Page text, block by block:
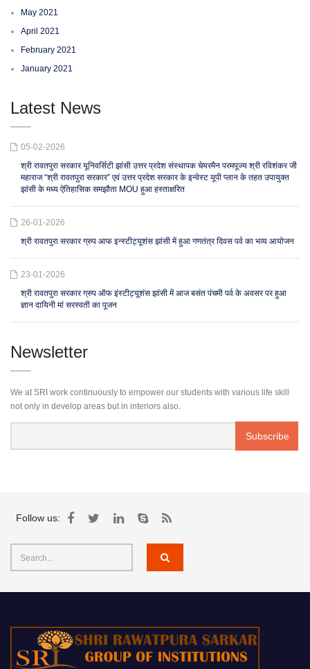
May 2021
April 2021
February 2021
January 2021
Latest News
05-02-2026
श्री रावतपुरा सरकार यूनिवर्सिटी झांसी उत्तर प्रदेश संस्थापक चेयरमैन परमपूज्य श्री रविशंकर जी
महाराज “श्री रावतपुरा सरकार” एवं उत्तर प्रदेश सरकार के इन्वेस्ट यूपी प्लान के तहत उपायुक्त
झांसी के मध्य ऐतिहासिक समझौता MOU हुआ हस्ताक्षरित
26-01-2026
श्री रावतपुरा सरकार ग्रुप आफ इन्स्टीट्यूशंस झांसी में हुआ गणतंत्र दिवस पर्व का भव्य आयोजन
23-01-2026
श्री रावतपुरा सरकार ग्रुप ऑफ इंस्टीट्यूशंस झांसी में आज बसंत पंचमी पर्व के अवसर पर हुआ
ज्ञान दायिनी मां सरस्वती का पूजन
Newsletter
We at SRI work continuously to empower our students with various life skill
not only in develop areas but in interiors also.
Follow us: